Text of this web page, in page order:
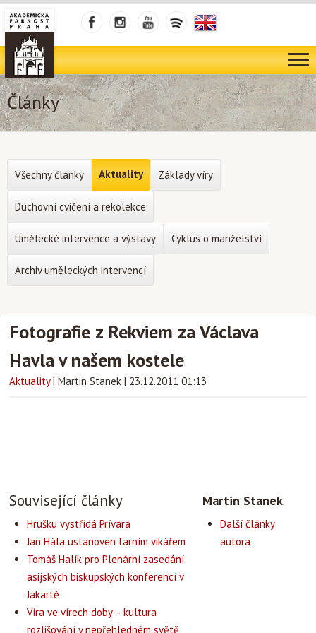
Články
Fotografie z Rekviem za Václava
Havla v našem kostele
Aktuality | Martin Stanek | 23.12.2011 01:13
Související články
Hrušku vystřídá Prívara
Jan Hála ustanoven farním vikářem
Tomáš Halík pro Plenární zasedání
asijských biskupských konferencí v
Jakartě
Víra ve vírech doby – kultura
rozlišování v nepřehledném světě
Martin Stanek
Další články
autora
Všechny články Aktuality Základy víry
Duchovní cvičení a rekolekce
Umělecké intervence a výstavy Cyklus o manželství
Archiv uměleckých intervencí